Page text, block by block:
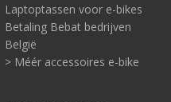
Laptoptassen voor e-bikes
Betaling Bebat bedrijven
België
> Méér accessoires e-bike